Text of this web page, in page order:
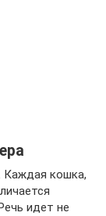
Каждая кошка,
идет не